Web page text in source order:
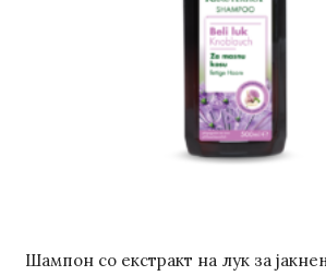
Шампон со екстракт на лук за